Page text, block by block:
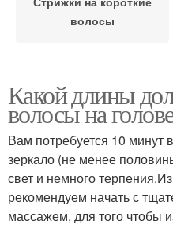
волосы
Какой длины
волосы на
Вам потребуется 10 минут
зеркало (не менее
свет и немного
рекомендуем начать с
массажем, для того чтобы